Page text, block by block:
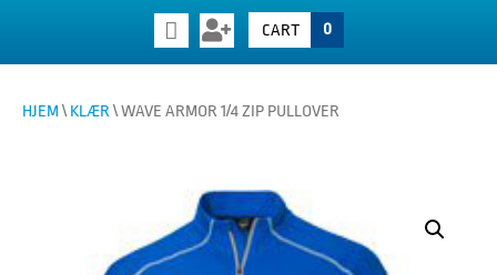
CART 0
HJEM \KLÆR\ WAVE ARMOR 1/4 ZIP PULLOVER